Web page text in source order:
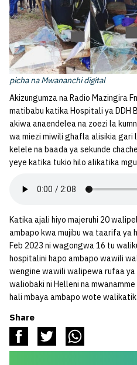
picha na Mwananchi digital
Akizungumza na Radio Mazingira
matibabu katika Hospitali ya DDH
akiwa anaendelea na zoezi la
wa miezi miwili ghafla alisikia gari
kelele na baada ya sekunde
yeye katika tukio hilo alikatika
Katika ajali hiyo majeruhi 20
ambapo kwa mujibu wa taarifa ya
Feb 2023 ni wagongwa 16 tu
hospitalini hapo ambapo wawili
wengine wawili walipewa rufaa ya
waliobaki ni Helleni na
hali mbaya ambapo wote
Share